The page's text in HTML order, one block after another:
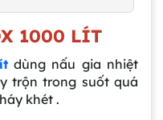
1000 LÍT
dùng nấu gia nhiệt
trộn trong suốt quá
khét .